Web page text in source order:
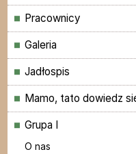
Pracownicy
Galeria
Jadłospis
Mamo, tato dowiedz
Grupa I
O nas